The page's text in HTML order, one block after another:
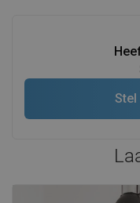
Stel